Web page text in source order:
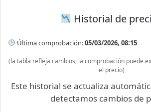
Historial de
Última comprobación:05/03/2026, 08:15
(la tabla refleja cambios; la comprobación puede
el precio)
Este historial se actualiza
detectamos cambios de